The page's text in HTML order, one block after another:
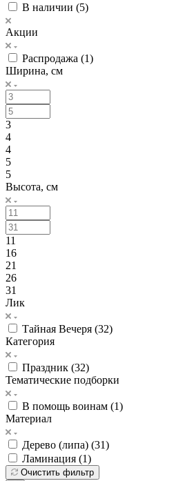
В наличии (5)
Акции
Распродажа (1)
Ширина, см
3
4
4
5
5
Высота, см
11
16
21
26
31
Лик
Тайная Вечеря (32)
Категория
Праздник (32)
Тематические подборки
В помощь воинам (1)
Материал
Дерево (липа) (31)
Ламинация (1)
Очистить фильтр